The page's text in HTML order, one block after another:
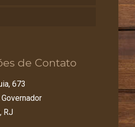
de Contato
673
RJ